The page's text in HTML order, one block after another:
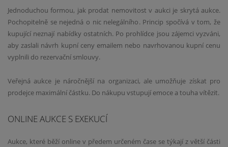
Jednoduchou formou, jak prodat nemovitost v aukci je skrytá aukce.
Pochopitelně se nejedná o nic nelegálního. Princip spočívá v tom, že
kupující neznají nabídky ostatních. Po prohlídce jsou zájemci vyzváni,
aby zaslali návrh kupní ceny emailem nebo navrhovanou kupní cenu
vyplnili do rezervační smlouvy.
Veřejná aukce je náročnější na organizaci, ale umožňuje získat pro
prodejce maximální částku. Do nákupu vstupují emoce a touha vítězit.
ONLINE AUKCE S EXEKUCÍ
Aukce, které běží online v předem určeném čase se týkají z větší části